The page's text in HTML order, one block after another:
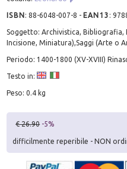
ISBN:88-6048-007-8 - EAN13 :
Soggetto: Archivistica, Bibliografia,
Incisione, Miniatura),Saggi (Arte o
Periodo: 1400-1800 (XV-XVIII)
Testo in:
Peso: 0.4 kg
€ 26.90 -5%
difficilmente reperibile - NON